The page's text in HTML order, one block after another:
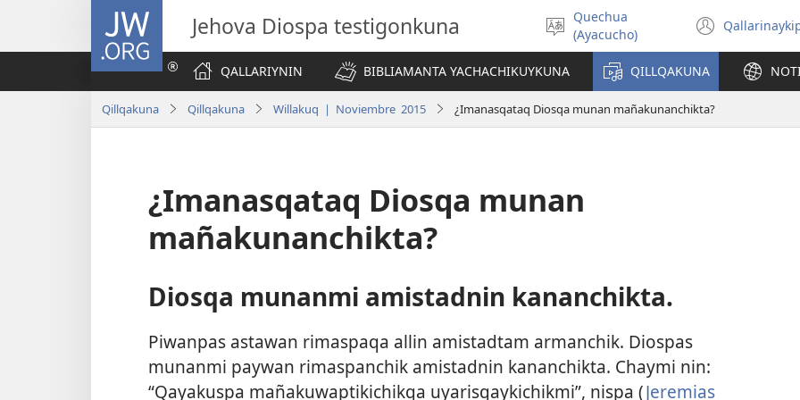
JW.ORG
Jehova Diospa testigonkuna
Rimaynikita
akllay
Quechua
(Ayacucho)
(abre
una
nueva
QALLARIYNIN BIBLIAMANTA YACHACHIKUYKUNA QILLQAKUNA
Qillqakuna Qillqakuna Willakuq | Noviembre 2015 ¿Imanasqataq Diosqa munan mañakunanchikta?
¿Imanasqataq Diosqa munan
mañakunanchikta?
Diosqa munanmi amistadnin kananchikta.
Piwanpas astawan rimaspaqa allin amistadtam armanchik. Diospas
munanmi paywan rimaspanchik amistadnin kananchikta. Chaymi nin:
“Qayakuspa mañakuwaptikichikqa uyarisqaykichikmi”, nispa (Jeremias